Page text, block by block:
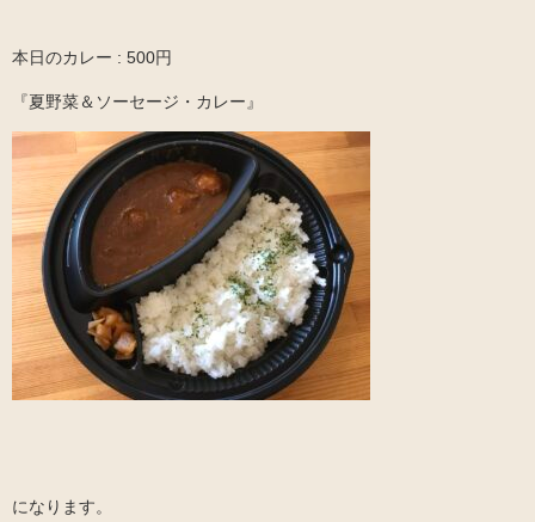
本日のカレー : 500円
『夏野菜＆ソーセージ・カレー』
になります。